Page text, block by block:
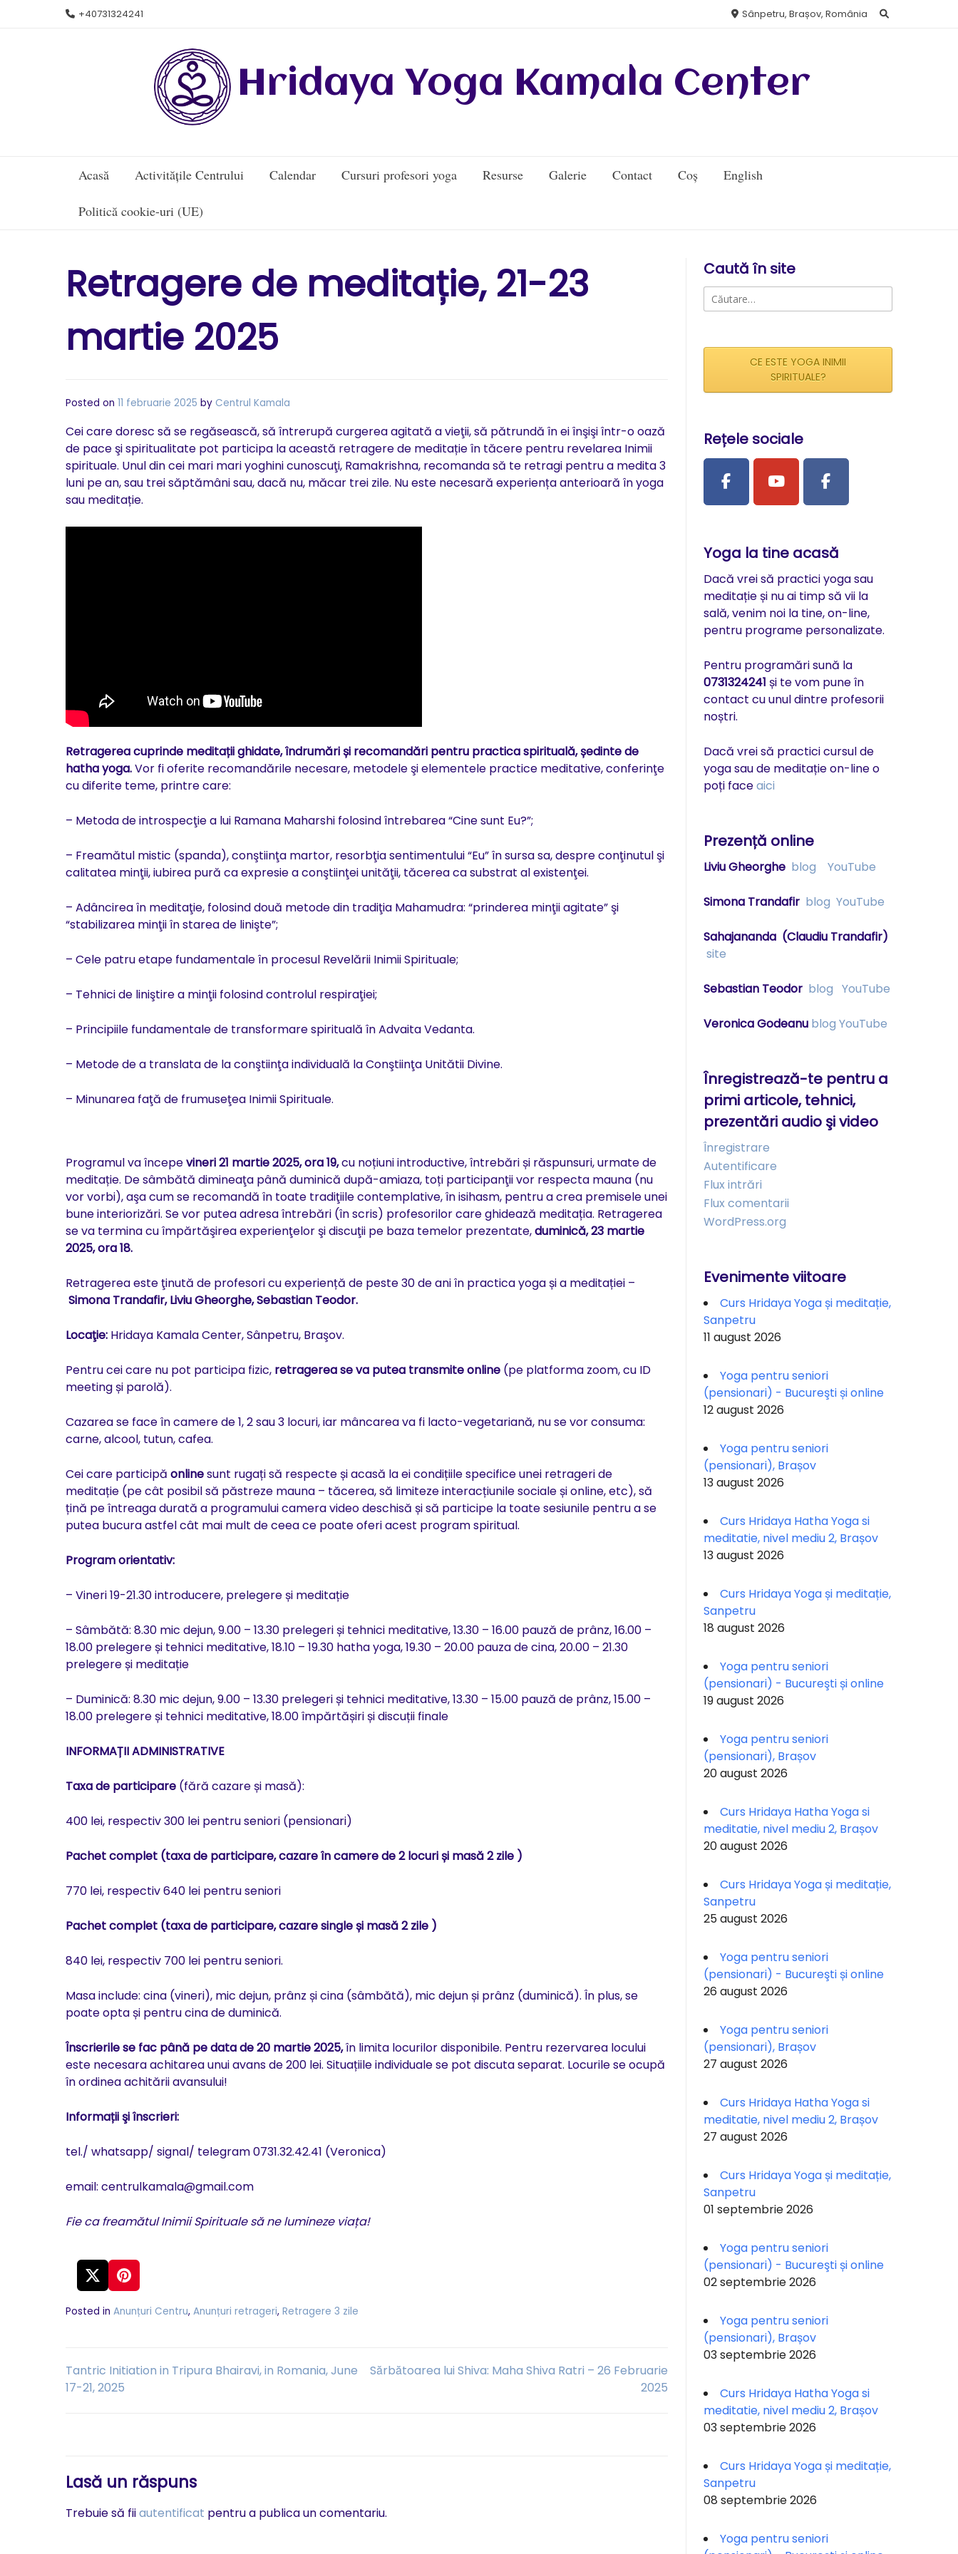
+40731324241 Sânpetru, Brașov, România
Hridaya Yoga Kamala Center
Acasă Activitățile Centrului Calendar Cursuri profesori yoga Resurse Galerie Contact Coș English
Politică cookie-uri (UE)
Retragere de meditație, 21-23
martie 2025
Posted on 11 februarie 2025 by Centrul Kamala
Cei care doresc să se regăsească, să întrerupă curgerea agitată a vieţii, să pătrundă în ei înşişi într-o oază
de pace şi spiritualitate pot participa la această retragere de meditație în tăcere pentru revelarea Inimii
spirituale. Unul din cei mari mari yoghini cunoscuţi, Ramakrishna, recomanda să te retragi pentru a medita 3
luni pe an, sau trei săptămâni sau, dacă nu, măcar trei zile. Nu este necesară experiența anterioară în yoga
sau meditație.
Retragerea cuprinde meditații ghidate, îndrumări și recomandări pentru practica spirituală, ședinte de
hatha yoga.Vor fi oferite recomandările necesare, metodele şi elementele practice meditative, conferinţe
cu diferite teme, printre care:
– Metoda de introspecţie a lui Ramana Maharshi folosind întrebarea “Cine sunt Eu?”;
– Freamătul mistic (spanda), conştiinţa martor, resorbţia sentimentului “Eu” în sursa sa, despre conţinutul şi
calitatea minţii, iubirea pură ca expresie a conştiinţei unităţii, tăcerea ca substrat al existenţei.
– Adâncirea în meditaţie, folosind două metode din tradiţia Mahamudra: “prinderea minţii agitate” şi
“stabilizarea minţii în starea de linişte”;
– Cele patru etape fundamentale în procesul Revelării Inimii Spirituale;
– Tehnici de liniştire a minţii folosind controlul respiraţiei;
– Principiile fundamentale de transformare spirituală în Advaita Vedanta.
– Metode de a translata de la conştiinţa individuală la Conştiinţa Unitătii Divine.
– Minunarea faţă de frumuseţea Inimii Spirituale.
Programul va începevineri 21 martie 2025, ora 19,cu noțiuni introductive, întrebări și răspunsuri, urmate de
meditație. De sâmbătă dimineaţa până duminică după-amiaza, toți participanţii vor respecta mauna (nu
vor vorbi), aşa cum se recomandă în toate tradiţiile contemplative, în isihasm, pentru a crea premisele unei
bune interiorizări. Se vor putea adresa întrebări (în scris) profesorilor care ghidează meditația. Retragerea
se va termina cu împărtăşirea experienţelor şi discuţii pe baza temelor prezentate,duminică, 23 martie
2025, ora 18.
Retragerea este ţinută de profesori cu experiență de peste 30 de ani în practica yoga și a meditației –
Simona Trandafir, Liviu Gheorghe, Sebastian Teodor.
Locaţie: Hridaya Kamala Center, Sânpetru, Braşov.
Pentru cei care nu pot participa fizic, retragerea se va putea transmite online (pe platforma zoom, cu ID
meeting și parolă).
Cazarea se face în camere de 1, 2 sau 3 locuri, iar mâncarea va fi lacto-vegetariană, nu se vor consuma:
carne, alcool, tutun, cafea.
Cei care participă onlinesunt rugați să respecte și acasă la ei condițiile specifice unei retrageri de
meditație (pe cât posibil să păstreze mauna – tăcerea, să limiteze interacțiunile sociale și online, etc), să
țină pe întreaga durată a programului camera video deschisă și să participe la toate sesiunile pentru a se
putea bucura astfel cât mai mult de ceea ce poate oferi acest program spiritual.
Program orientativ:
– Vineri 19-21.30 introducere, prelegere și meditație
– Sâmbătă: 8.30 mic dejun, 9.00 – 13.30 prelegeri și tehnici meditative, 13.30 – 16.00 pauză de prânz, 16.00 –
18.00 prelegere și tehnici meditative, 18.10 – 19.30 hatha yoga, 19.30 – 20.00 pauza de cina, 20.00 – 21.30
prelegere și meditație
– Duminică: 8.30 mic dejun, 9.00 – 13.30 prelegeri și tehnici meditative, 13.30 – 15.00 pauză de prânz, 15.00 –
18.00 prelegere și tehnici meditative, 18.00 împărtășiri și discuții finale
INFORMAȚII ADMINISTRATIVE
Taxa de participare (fără cazare și masă):
400 lei, respectiv 300 lei pentru seniori (pensionari)
Pachet complet (taxa de participare, cazare în camere de 2 locuri și masă 2 zile )
770 lei, respectiv 640 lei pentru seniori
Pachet complet (taxa de participare, cazare single și masă 2 zile )
840 lei, respectiv 700 lei pentru seniori.
Masa include: cina (vineri), mic dejun, prânz și cina (sâmbătă), mic dejun și prânz (duminică). În plus, se
poate opta și pentru cina de duminică.
Înscrierile se fac până pe data de 20 martie 2025,în limita locurilor disponibile. Pentru rezervarea locului
este necesara achitarea unui avans de 200 lei. Situațiile individuale se pot discuta separat. Locurile se ocupă
în ordinea achitării avansului!
Informații şi înscrieri:
tel./ whatsapp/ signal/ telegram 0731.32.42.41 (Veronica)
email: centrulkamala@gmail.com
Fie ca freamătul Inimii Spirituale să ne lumineze viața!
Posted in Anunțuri Centru, Anunțuri retrageri, Retragere 3 zile
Navigare
Tantric Initiation in Tripura Bhairavi, in Romania, June
17-21, 2025
Sărbătoarea lui Shiva: Maha Shiva Ratri – 26 Februarie
2025
Lasă un răspuns
Trebuie să fiiautentificat pentru a publica un comentariu.
Caută în site
Caută
după:
CE ESTE YOGA INIMII
SPIRITUALE?
Rețele sociale
Yoga la tine acasă
Dacă vrei să practici yoga sau
meditație și nu ai timp să vii la
sală, venim noi la tine, on-line,
pentru programe personalizate.
Pentru programări sună la
0731324241 și te vom pune în
contact cu unul dintre profesorii
noștri.
Dacă vrei să practici cursul de
yoga sau de meditație on-line o
poți faceaici
Prezență online
Liviu Gheorghe blog YouTube
Simona Trandafir blog YouTube
Sahajananda (Claudiu Trandafir)
site
Sebastian Teodor blog YouTube
Veronica Godeanu blog YouTube
Înregistrează-te pentru a
primi articole, tehnici,
prezentări audio şi video
Înregistrare
Autentificare
Flux intrări
Flux comentarii
WordPress.org
Evenimente viitoare
Curs Hridaya Yoga și meditație,
Sanpetru
11 august 2026
Yoga pentru seniori
(pensionari) - Bucureşti și online
12 august 2026
Yoga pentru seniori
(pensionari), Brașov
13 august 2026
Curs Hridaya Hatha Yoga si
meditatie, nivel mediu 2, Brașov
13 august 2026
Curs Hridaya Yoga și meditație,
Sanpetru
18 august 2026
Yoga pentru seniori
(pensionari) - Bucureşti și online
19 august 2026
Yoga pentru seniori
(pensionari), Brașov
20 august 2026
Curs Hridaya Hatha Yoga si
meditatie, nivel mediu 2, Brașov
20 august 2026
Curs Hridaya Yoga și meditație,
Sanpetru
25 august 2026
Yoga pentru seniori
(pensionari) - Bucureşti și online
26 august 2026
Yoga pentru seniori
(pensionari), Brașov
27 august 2026
Curs Hridaya Hatha Yoga si
meditatie, nivel mediu 2, Brașov
27 august 2026
Curs Hridaya Yoga și meditație,
Sanpetru
01 septembrie 2026
Yoga pentru seniori
(pensionari) - Bucureşti și online
02 septembrie 2026
Yoga pentru seniori
(pensionari), Brașov
03 septembrie 2026
Curs Hridaya Hatha Yoga si
meditatie, nivel mediu 2, Brașov
03 septembrie 2026
Curs Hridaya Yoga și meditație,
Sanpetru
08 septembrie 2026
Yoga pentru seniori